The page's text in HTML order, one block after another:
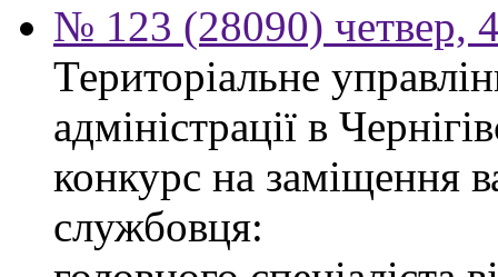
№ 123 (28090) четвер,
Територіальне
адміністрації в
конкурс на заміщення
службовця: